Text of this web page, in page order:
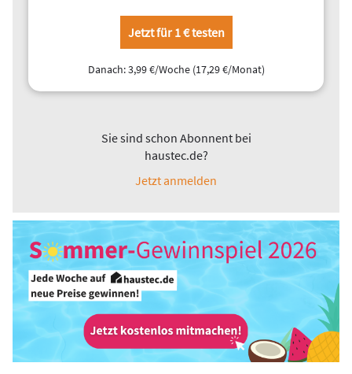
Jetzt für 1 € testen
Danach: 3,99 €/Woche (17,29 €/Monat)
Sie sind schon Abonnent bei
haustec.de?